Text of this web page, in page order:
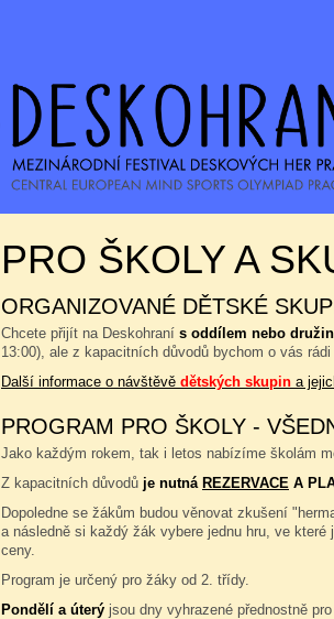
PRO ŠKOLY A
ORGANIZOVANÉ DĚTSKÉ
Chcete přijít na Deskohraní s oddílem nebo
13:00), ale z kapacitních důvodů bychom o vás
Další informace o návštěvě dětských skupin a
PROGRAM PRO ŠKOLY -
Jako každým rokem, tak i letos nabízíme školám
Z kapacitních důvodů je nutná REZERVACE A
Dopoledne se žákům budou věnovat zkušení
a následně si každý žák vybere jednu hru, ve které
ceny.
Program je určený pro žáky od 2. třídy.
Pondělí a úterý jsou dny vyhrazené přednostně